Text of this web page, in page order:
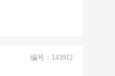
编号：143912